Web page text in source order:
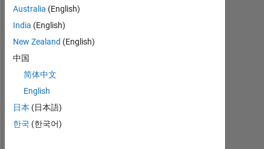
CONTRIBUTIONS L
0
1
Australia (English)
India (English)
New Zealand (English)
中国
简体中文
English
日本 (日本語)
한국 (한국어)